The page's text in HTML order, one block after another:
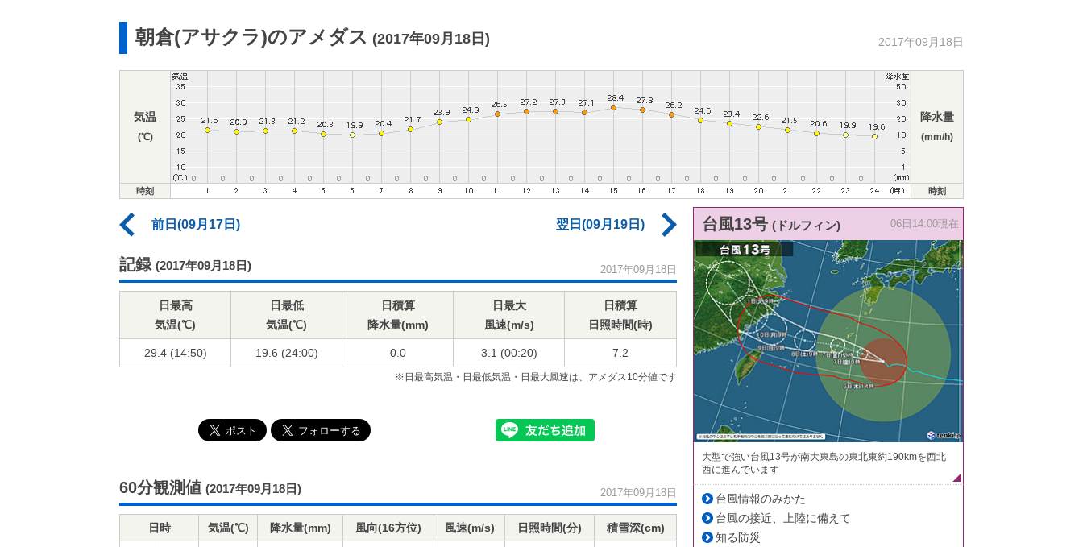
朝倉(アサクラ)のアメダス (2017年09月18日) 2017年09月18日
気温
(℃)
降水量
(mm/h)
時刻 時刻
前日(09月17日) 翌日(09月19日)
記録 (2017年09月18日) 2017年09月18日
日最高
気温(℃)
日最低
気温(℃)
日積算
降水量(mm)
日最大
風速(m/s)
日積算
日照時間(時)
29.4 (14:50) 19.6 (24:00) 0.0 3.1 (00:20) 7.2
※日最高気温・日最低気温・日最大風速は、アメダス10分値です
60分観測値 (2017年09月18日) 2017年09月18日
日時 気温(℃) 降水量(mm) 風向(16方位) 風速(m/s) 日照時間(分) 積雪深(cm)
台風13号 (ドルフィン) 06日14:00現在
大型で強い台風13号が南大東島の東北東約190kmを西北
西に進んでいます
台風情報のみかた
台風の接近、上陸に備えて
知る防災